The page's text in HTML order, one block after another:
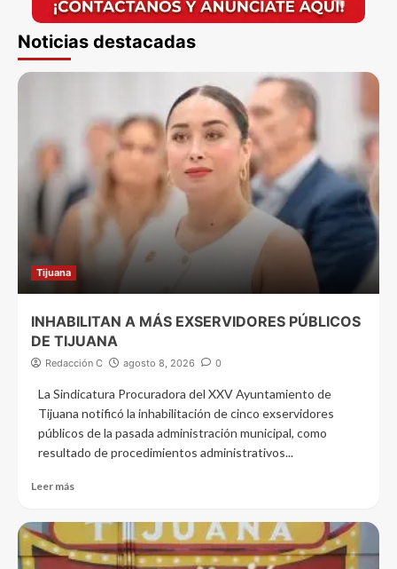
Noticias destacadas
Tijuana
INHABILITAN A MÁS EXSERVIDORES PÚBLICOS
DE TIJUANA
Redacción C agosto 8, 2026 0
La Sindicatura Procuradora del XXV Ayuntamiento de
Tijuana notificó la inhabilitación de cinco exservidores
públicos de la pasada administración municipal, como
resultado de procedimientos administrativos...
Leer más